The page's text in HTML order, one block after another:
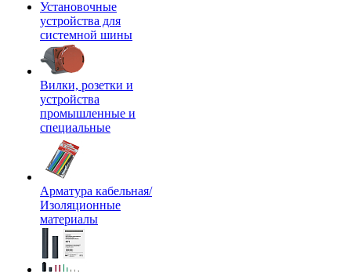
Установочные
устройства для
системной шины
Вилки, розетки и
устройства
промышленные и
специальные
Арматура кабельная/
Изоляционные
материалы